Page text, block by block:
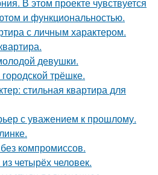
и функциональностью.
с личным характером.
девушки.
трёшке.
стильная квартира для
с уважением к прошлому.
компромиссов.
четырёх человек.